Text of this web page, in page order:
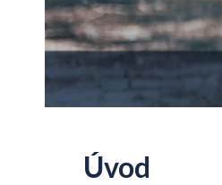
Úvod